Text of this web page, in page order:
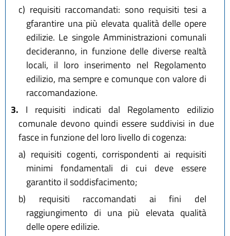
c) requisiti raccomandati: sono requisiti tesi a
gfarantire una più elevata qualità delle opere
edilizie. Le singole Amministrazioni comunali
decideranno, in funzione delle diverse realtà
locali, il loro inserimento nel Regolamento
edilizio, ma sempre e comunque con valore di
raccomandazione.
3. I requisiti indicati dal Regolamento edilizio
comunale devono quindi essere suddivisi in due
fasce in funzione del loro livello di cogenza:
a) requisiti cogenti, corrispondenti ai requisiti
minimi fondamentali di cui deve essere
garantito il soddisfacimento;
b) requisiti raccomandati ai fini del
raggiungimento di una più elevata qualità
delle opere edilizie.